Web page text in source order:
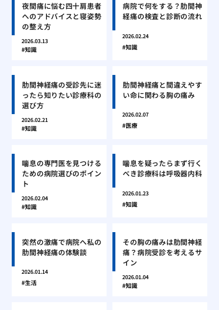
夜間痛に悩む四十肩患者
へのアドバイスと寝姿勢
の整え方
2026.03.13
知識
病院で何をする？肋間神
経痛の検査と診断の流れ
2026.02.24
知識
肋間神経痛の受診先に迷
ったら知りたい診療科の
選び方
2026.02.21
知識
肋間神経痛と間違えやす
い命に関わる胸の痛み
2026.02.07
医療
喘息の専門医を見つける
ための病院選びのポイン
ト
2026.02.04
知識
喘息を疑ったらまず行く
べき診療科は呼吸器内科
2026.01.23
知識
突然の激痛で病院へ私の
肋間神経痛の体験談
2026.01.14
生活
その胸の痛みは肋間神経
痛？病院受診を考えるサ
イン
2026.01.04
知識